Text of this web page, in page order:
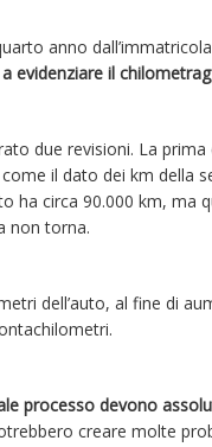
anno
evidenziare il
due revisioni. La
il dato dei km della
ha circa 90.000 km, ma
non torna.
dell’auto, al fine di
processo devono
creare molte